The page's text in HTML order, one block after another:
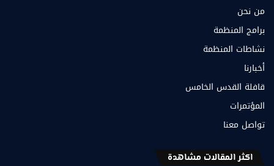
من نحن
برامج المنظمة
نشاطات المنظمة
أخبارنا
قافلة القدس الخامس
المؤتمرات
تواصل معنا
اكثر المقالات مشاهدة